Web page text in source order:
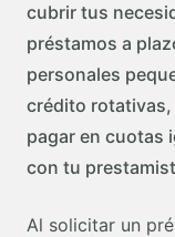
cubrir tus
préstamos a
personales
crédito
pagar en cuotas
con tu
Al solicitar un